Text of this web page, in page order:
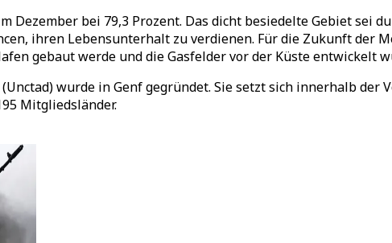
Dezember bei 79,3 Prozent. Das dicht besiedelte Gebiet sei
ihren Lebensunterhalt zu verdienen. Für die Zukunft der
gebaut werde und die Gasfelder vor der Küste entwickelt
wurde in Genf gegründet. Sie setzt sich innerhalb
Mitgliedsländer.